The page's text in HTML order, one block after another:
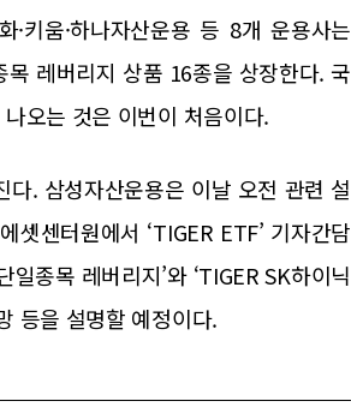
·키움·하나자산운용 등 8개 운용사는
레버리지 상품 16종을 상장한다. 국
오는 것은 이번이 처음이다.
. 삼성자산운용은 이날 오전 관련 설
센터원에서 ‘TIGER ETF’ 기자간담
종목 레버리지’와 ‘TIGER SK하이닉
등을 설명할 예정이다.